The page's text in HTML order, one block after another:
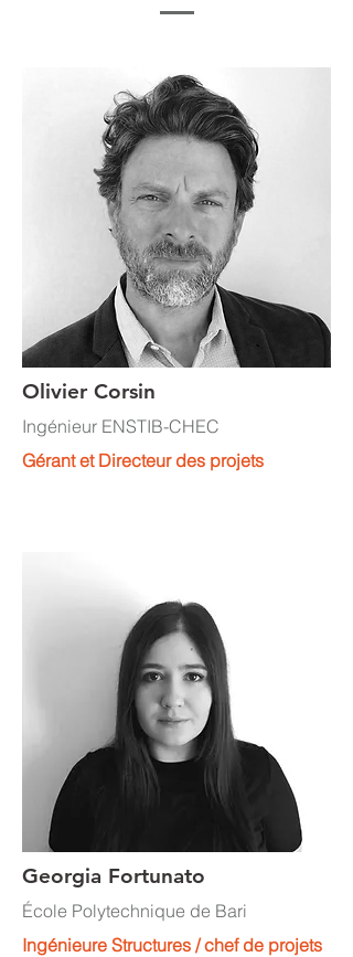
Olivier Corsin
Ingénieur ENSTIB-CHEC
Gérant et Directeur des projets
Georgia Fortunato
École Polytechnique de Bari
Ingénieure Structures / chef de projets